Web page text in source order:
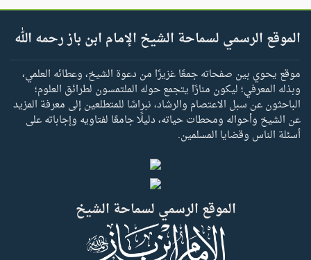
الموقع الرسمي لسماحة الشيخ الإمام ابن باز رحمه الله
موقع يحوي بين صفحاته جمعًا غزيرًا من دعوة الشيخ، وعطائه العلمي،
وبذله المعرفي؛ ليكون منارًا يتجمع حوله الملتمسون لطرائق العلوم؛
الباحثون عن سبل الاعتصام والرشاد، نبراسًا للمتطلعين إلى معرفة المزيد
عن الشيخ وأحواله ومحطات حياته، دليلًا جامعًا لفتاويه وإجاباته على
أسئلة الناس وقضايا المسلمين.
الموقع الرسمي لسماحة الشيخ